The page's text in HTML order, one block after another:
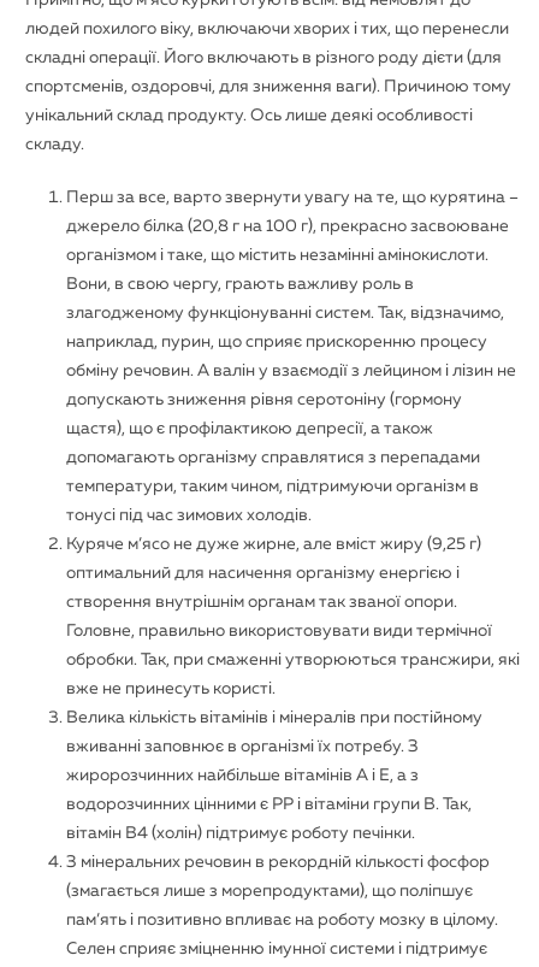
людей похилого віку, включаючи хворих і тих, що перенесли
складні операції. Його включають в різного роду дієти (для
спортсменів, оздоровчі, для зниження ваги). Причиною тому
унікальний склад продукту. Ось лише деякі особливості
складу.
Перш за все, варто звернути увагу на те, що курятина –
джерело білка (20,8 г на 100 г), прекрасно засвоюване
організмом і таке, що містить незамінні амінокислоти.
Вони, в свою чергу, грають важливу роль в
злагодженому функціонуванні систем. Так, відзначимо,
наприклад, пурин, що сприяє прискоренню процесу
обміну речовин. А валін у взаємодії з лейцином і лізин не
допускають зниження рівня серотоніну (гормону
щастя), що є профілактикою депресії, а також
допомагають організму справлятися з перепадами
температури, таким чином, підтримуючи організм в
тонусі під час зимових холодів.
Куряче м’ясо не дуже жирне, але вміст жиру (9,25 г)
оптимальний для насичення організму енергією і
створення внутрішнім органам так званої опори.
Головне, правильно використовувати види термічної
обробки. Так, при смаженні утворюються трансжири, які
вже не принесуть користі.
Велика кількість вітамінів і мінералів при постійному
вживанні заповнює в організмі їх потребу. З
жиророзчинних найбільше вітамінів А і Е, а з
водорозчинних цінними є РР і вітаміни групи В. Так,
вітамін В4 (холін) підтримує роботу печінки.
З мінеральних речовин в рекордній кількості фосфор
(змагається лише з морепродуктами), що поліпшує
пам’ять і позитивно впливає на роботу мозку в цілому.
Селен сприяє зміцненню імунної системи і підтримує